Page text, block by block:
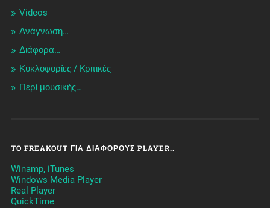
Videos
Ανάγνωση…
Διάφορα…
Κυκλοφορίες / Kριτικές
Περί μουσικής…
TO FREAKOUT ΓΙΑ ΔΙΆΦΟΡΟΥΣ PLAYER..
Winamp, iTunes
Windows Media Player
Real Player
QuickTime